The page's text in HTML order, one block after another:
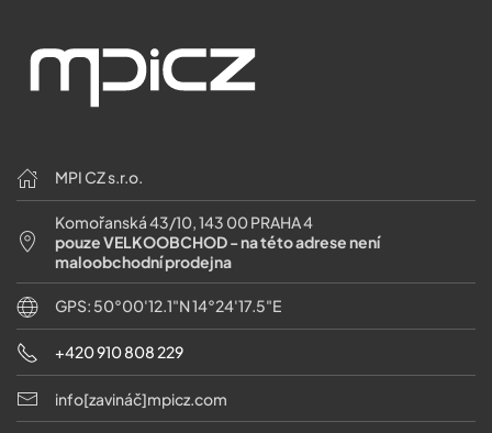
MPI CZ s.r.o.
Komořanská 43/10, 143 00 PRAHA 4
pouze VELKOOBCHOD - na této adrese není
maloobchodní prodejna
GPS: 50°00'12.1"N 14°24'17.5"E
+420 910 808 229
info[zavináč]mpicz.com